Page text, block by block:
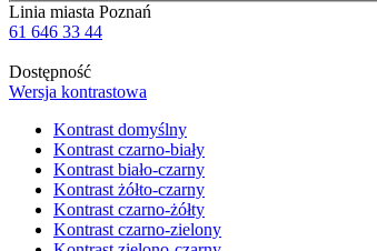
Linia miasta Poznań
61 646 33 44
Dostępność
Wersja kontrastowa
Kontrast domyślny
Kontrast czarno-biały
Kontrast biało-czarny
Kontrast żółto-czarny
Kontrast czarno-żółty
Kontrast czarno-zielony